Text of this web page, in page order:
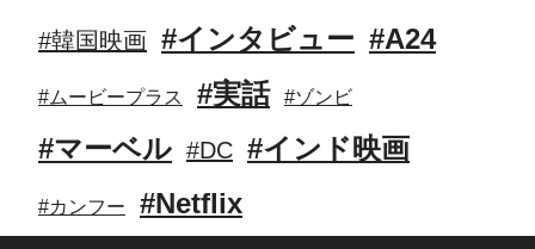
#韓国映画 #インタビュー #A24
#ムービープラス #実話 #ゾンビ
#マーベル #DC #インド映画
#カンフー #Netflix